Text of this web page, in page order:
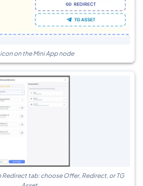
on the Mini App node
tab: choose Offer, Redirect, or TG